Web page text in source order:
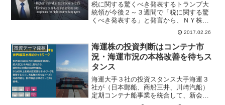
税に関する驚くべき発表するトランプ大
統領が今後２～３週間で「税に関する驚
くべき発表する」と発言から、ＮＹ株式
市場へ１１日連続の過去最高値を更新。
株式、為替関係者は２月２８日に予定さ
れているトランプ大統領の議会演説で米
国減税政策に関するテーマ...
2017.02.26
投資テーマ銘柄
海運株の投資判断はコンテナ市
況・海運市況の本格改善を待ちス
タンス
海運大手３社の投資スタンス大手海運３
社が（日本郵船、商船三井、川崎汽船）
定期コンテナ船事業を統合して、新会社
「オーシャン・ネットワーク・エクスプ